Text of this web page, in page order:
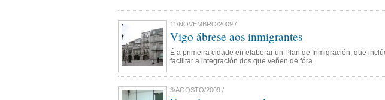
11/NOVEMBRO/2009 /
Vigo ábrese aos inmigrantes
É a primeira cidade en elaborar un Plan de Inmigración, que
facilitar a integración dos que veñen de fóra.
3/AGOSTO/2009 /